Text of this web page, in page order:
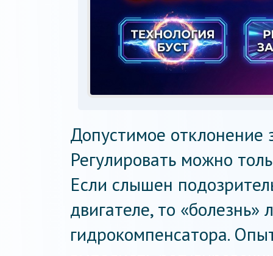
Допустимое отклонение
Регулировать можно
Если слышен
двигателе, то «болезнь»
гидрокомпенсатора.